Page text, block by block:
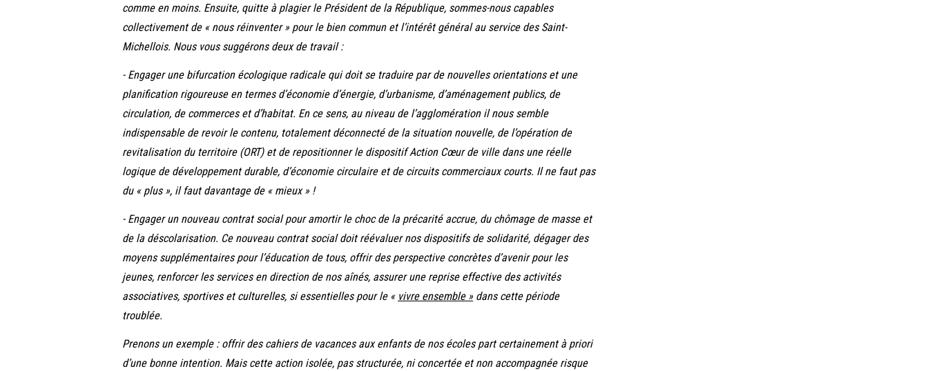
comme en moins. Ensuite, quitte à plagier le Président de la République, sommes-nous capables
collectivement de « nous réinventer » pour le bien commun et l’intérêt général au service des Saint-
Michellois. Nous vous suggérons deux de travail :
- Engager une bifurcation écologique radicale qui doit se traduire par de nouvelles orientations et une
planification rigoureuse en termes d’économie d’énergie, d’urbanisme, d’aménagement publics, de
circulation, de commerces et d’habitat. En ce sens, au niveau de l’agglomération il nous semble
indispensable de revoir le contenu, totalement déconnecté de la situation nouvelle, de l’opération de
revitalisation du territoire (ORT) et de repositionner le dispositif Action Cœur de ville dans une réelle
logique de développement durable, d’économie circulaire et de circuits commerciaux courts. Il ne faut pas
du « plus », il faut davantage de « mieux » !
- Engager un nouveau contrat social pour amortir le choc de la précarité accrue, du chômage de masse et
de la déscolarisation. Ce nouveau contrat social doit réévaluer nos dispositifs de solidarité, dégager des
moyens supplémentaires pour l’éducation de tous, offrir des perspective concrètes d’avenir pour les
jeunes, renforcer les services en direction de nos aînés, assurer une reprise effective des activités
associatives, sportives et culturelles, si essentielles pour le « vivre ensemble »dans cette période
troublée.
Prenons un exemple : offrir des cahiers de vacances aux enfants de nos écoles part certainement à priori
d’une bonne intention. Mais cette action isolée, pas structurée, ni concertée et non accompagnée risque